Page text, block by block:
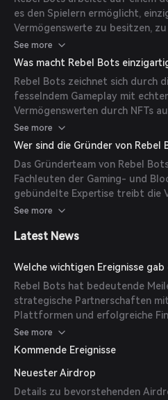
es den Spielern ermöglicht,
Vermögenswerte zu besitzen,
bekämpfen. Das Spiel nutzt
Transparenz und Sicherheit bei
See more
Was macht Rebel Bots
Rebel Bots zeichnet sich durch
fesselndem Gameplay mit
Vermögenswerten durch NFTs
Bots sammeln, aufrüsten und
unterschiedlichen Attributen und
See more
Wer sind die Gründer von Rebel
Das Gründerteam von Rebel
Fachleuten der Gaming- und
gebündelte Expertise treibt die
Projekts voran, mit dem Ziel, die
See more
Latest News
Welche wichtigen Ereignisse
Rebel Bots hat bedeutende
strategische Partnerschaften
Plattformen und erfolgreiche
Verbesserung der
See more
Kommende Ereignisse
Neuester Airdrop
Details zu bevorstehenden